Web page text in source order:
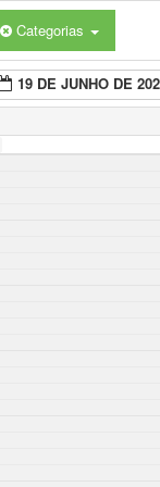
Categorias
19 DE JUNHO DE